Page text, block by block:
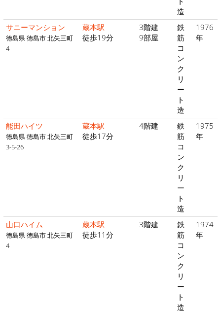
造
サニーマンション
徳島県 徳島市 北矢三町
4
蔵本駅
徒歩19分
3階建
9部屋
鉄
筋
コ
ン
ク
リ
ー
ト
造
1976
年
能田ハイツ
徳島県 徳島市 北矢三町
3-5-26
蔵本駅
徒歩17分
4階建
鉄
筋
コ
ン
ク
リ
ー
ト
造
1975
年
山口ハイム
徳島県 徳島市 北矢三町
4
蔵本駅
徒歩11分
3階建
鉄
筋
コ
ン
ク
リ
ー
ト
造
1974
年